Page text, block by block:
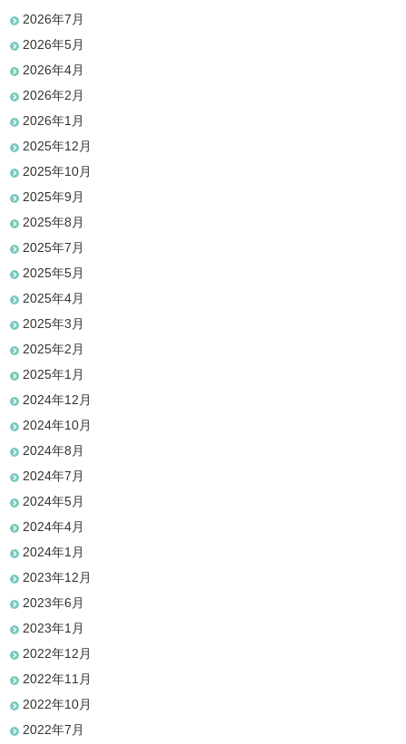
2026年7月
2026年5月
2026年4月
2026年2月
2026年1月
2025年12月
2025年10月
2025年9月
2025年8月
2025年7月
2025年5月
2025年4月
2025年3月
2025年2月
2025年1月
2024年12月
2024年10月
2024年8月
2024年7月
2024年5月
2024年4月
2024年1月
2023年12月
2023年6月
2023年1月
2022年12月
2022年11月
2022年10月
2022年7月